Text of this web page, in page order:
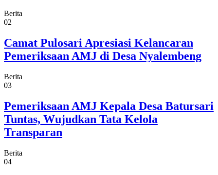
Berita
02
Camat Pulosari Apresiasi Kelancaran
Pemeriksaan AMJ di Desa Nyalembeng
Berita
03
Pemeriksaan AMJ Kepala Desa Batursari
Tuntas, Wujudkan Tata Kelola
Transparan
Berita
04